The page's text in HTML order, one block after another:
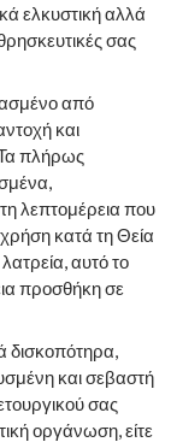
ελκυστική αλλά
σας
από
και
Τα πλήρως
λεπτομέρεια που
κατά τη Θεία
αυτό το
προσθήκη σε
δισκοπότηρα,
και σεβαστή
σας
οργάνωση, είτε